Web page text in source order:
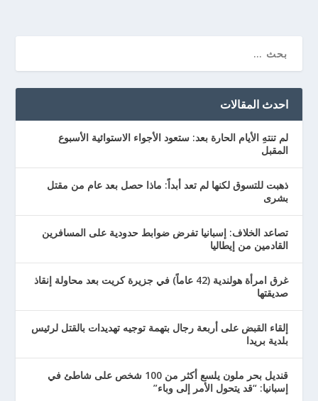
احدث المقالات
لم تنتهِ الأيام الحارة بعد: ستعود الأجواء الاستوائية الأسبوع
المقبل
ذهبت للتسوق لكنها لم تعد أبداً: ماذا حصل بعد عام من مقتل
بشرى
تصاعد الخلاف: إسبانيا تفرض ضوابط حدودية على المسافرين
القادمين من إيطاليا
غرق امرأة هولندية (42 عاماً) في جزيرة كريت بعد محاولة إنقاذ
صديقتها
إلقاء القبض على أربعة رجال بتهمة توجيه تهديدات بالقتل لرئيس
بلدية بريدا
قنديل بحر ملون يلسع أكثر من 100 شخص على شاطئ في
إسبانيا: “قد يتحول الأمر إلى وباء”